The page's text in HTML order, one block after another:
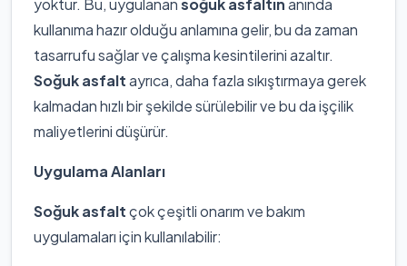
yoktur. Bu, uygulanansoğuk asfaltınanında
kullanıma hazır olduğu anlamına gelir, bu da zaman
tasarrufu sağlar ve çalışma kesintilerini azaltır.
Soğuk asfaltayrıca, daha fazla sıkıştırmaya gerek
kalmadan hızlı bir şekilde sürülebilir ve bu da işçilik
maliyetlerini düşürür.
Uygulama Alanları
Soğuk asfaltçok çeşitli onarım ve bakım
uygulamaları için kullanılabilir: